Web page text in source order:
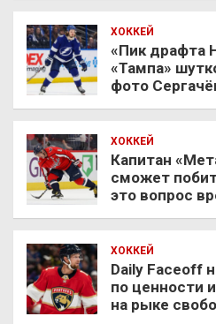
ХОККЕЙ
«Пик драфта
«Тампа»
фото
ХОККЕЙ
Капитан
сможет
это вопрос
ХОККЕЙ
Daily Faceoff
по ценности
на рыке